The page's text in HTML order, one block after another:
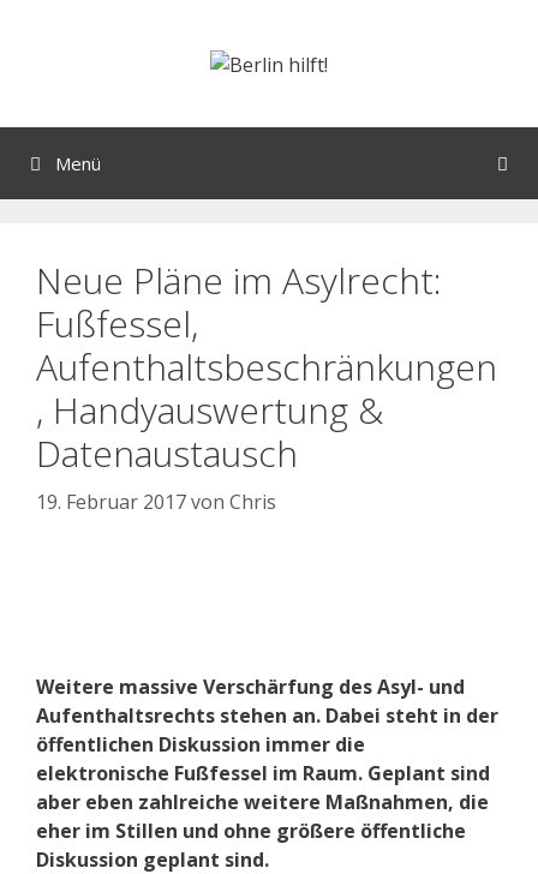
Menü
Neue Pläne im Asylrecht:
Fußfessel,
Aufenthaltsbeschränkungen
, Handyauswertung &
Datenaustausch
19. Februar 2017von Chris
Weitere massive Verschärfung des Asyl- und
Aufenthaltsrechts stehen an. Dabei steht in der
öffentlichen Diskussion immer die
elektronische Fußfessel im Raum. Geplant sind
aber eben zahlreiche weitere Maßnahmen, die
eher im Stillen und ohne größere öffentliche
Diskussion geplant sind.